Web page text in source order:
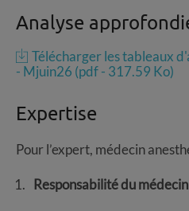
Analyse
Télécharger les tableaux
- Mjuin26 (pdf - 317.59 Ko)
Expertise
Pour l’expert, médecin
Responsabilité du